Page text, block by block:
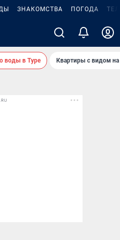
ЗНАКОМСТВА ПОГОДА
воды в Туре Квартиры с видом на